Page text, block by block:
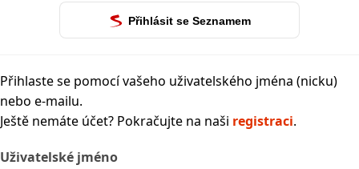
Přihlásit se Seznamem
Přihlaste se pomocí vašeho uživatelského jména (nicku)
nebo e-mailu.
Ještě nemáte účet? Pokračujte na naši registraci.
Uživatelské jméno